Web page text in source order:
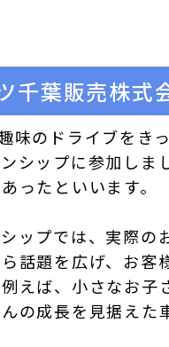
千葉販売株式
味のドライブをき
シップに参加しま
ったといいます。
ップでは、実際の
話題を広げ、お客
えば、小さなお
の成長を見据えた